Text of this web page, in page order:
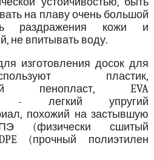
на плаву очень большой
раздражения кожи и
не впитывать воду.
изготовления досок для
пластик,
пенопласт, EVA
- легкий упругий
похожий на застывшую
(физически сшитый
(прочный полиэтилен